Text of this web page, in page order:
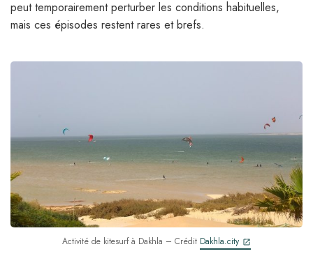
peut temporairement perturber les conditions habituelles,
mais ces épisodes restent rares et brefs.
Activité de kitesurf à Dakhla – Crédit Dakhla.city